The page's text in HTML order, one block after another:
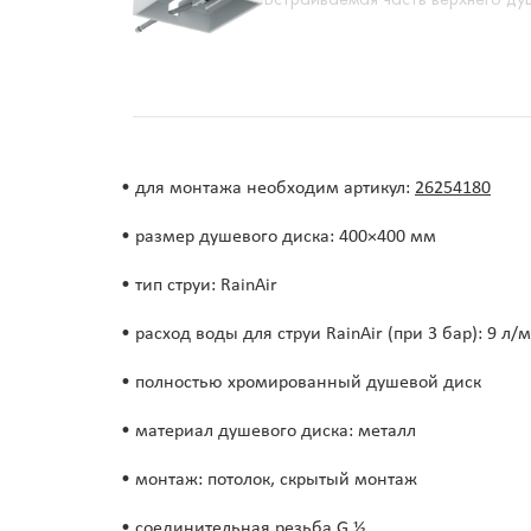
• для монтажа необходим артикул: 26254180
• размер душевого диска: 400×400 мм
• тип струи: RainAir
• расход воды для струи RainAir (при 3 бар): 9 л/
• полностью хромированный душевой диск
• материал душевого диска: металл
• монтаж: потолок, скрытый монтаж